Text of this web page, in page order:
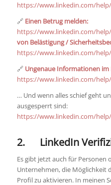
https://www.linkedin.com/help/
🔗 Einen Betrug melden:
https://www.linkedin.com/
von Belästigung /
https://www.linkedin.com/
🔗 Ungenaue Informationen
https://www.linkedin.com/
… Und wenn alles schief geht
ausgesperrt sind:
https://www.linkedin.com/
2. LinkedIn
Es gibt jetzt auch für Personen
Unternehmen, die Möglichkeit
Profil zu aktivieren. In meinen